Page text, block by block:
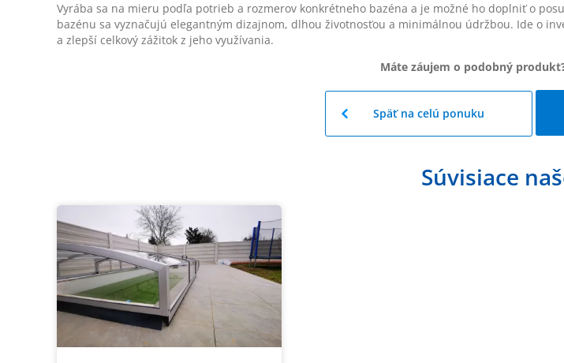
Vyrába sa na mieru podľa potrieb a rozmerov konkrétneho bazéna a je možné ho doplniť o
bazénu sa vyznačujú elegantným dizajnom, dlhou životnosťou a minimálnou údržbou. Ide o
a zlepší celkový zážitok z jeho využívania.
Máte záujem o podobný
Späť na celú ponuku
Súvisiace